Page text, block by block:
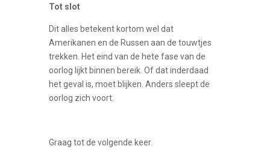
Tot slot
Dit alles betekent kortom wel dat
Amerikanen en de Russen aan de touwtjes
trekken. Het eind van de hete fase van de
oorlog lijkt binnen bereik. Of dat inderdaad
het geval is, moet blijken. Anders sleept de
oorlog zich voort.
Graag tot de volgende keer.